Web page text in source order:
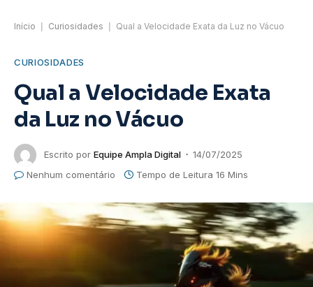
Início Curiosidades Qual a Velocidade Exata da Luz no Vácuo
CURIOSIDADES
Qual a Velocidade Exata
da Luz no Vácuo
Escrito por Equipe Ampla Digital
14/07/2025
Nenhum comentário
Tempo de Leitura 16 Mins